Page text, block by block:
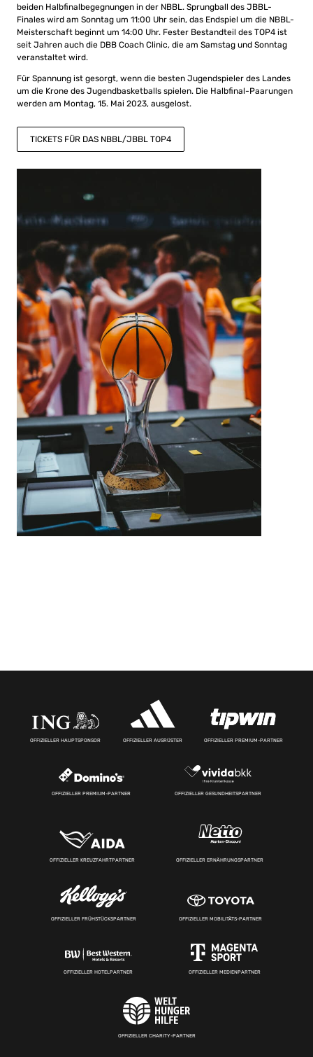
beiden Halbfinalbegegnungen in der NBBL. Sprungball des JBBL-
Finales wird am Sonntag um 11:00 Uhr sein, das Endspiel um die NBBL-
Meisterschaft beginnt um 14:00 Uhr. Fester Bestandteil des TOP4 ist
seit Jahren auch die DBB Coach Clinic, die am Samstag und Sonntag
veranstaltet wird.
Für Spannung ist gesorgt, wenn die besten Jugendspieler des Landes
um die Krone des Jugendbasketballs spielen. Die Halbfinal-Paarungen
werden am Montag, 15. Mai 2023, ausgelost.
TICKETS FÜR DAS NBBL/JBBL TOP4
OFFIZIELLER HAUPTSPONSOR OFFIZIELLER AUSRÜSTER OFFIZIELLER PREMIUM-PARTNER
OFFIZIELLER PREMIUM-PARTNER OFFIZIELLER GESUNDHEITSPARTNER
OFFIZIELLER KREUZFAHRTPARTNER OFFIZIELLER ERNÄHRUNGSPARTNER
OFFIZIELLER FRÜHSTÜCKSPARTNER OFFIZIELLER MOBILITÄTS-PARTNER
OFFIZIELLER HOTELPARTNER OFFIZIELLER MEDIENPARTNER
OFFIZIELLER CHARITY-PARTNER